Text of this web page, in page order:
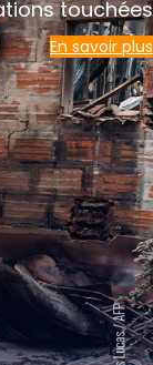
touchées
En savoir plus